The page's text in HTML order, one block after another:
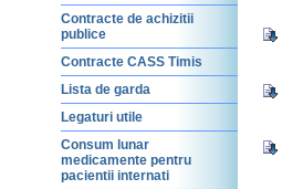
Contracte de achizitii
publice
Contracte CASS Timis
Lista de garda
Legaturi utile
Consum lunar
medicamente pentru
pacientii internati